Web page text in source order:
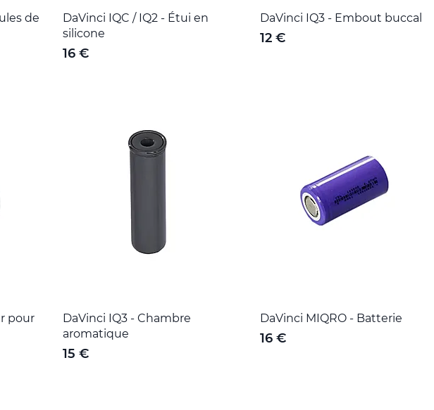
de
DaVinci IQC / IQ2 - Étui en
silicone
16 €
DaVinci IQ3 - Embout buccal
12 €
pour
DaVinci IQ3 - Chambre
aromatique
15 €
DaVinci MIQRO - Batterie
16 €